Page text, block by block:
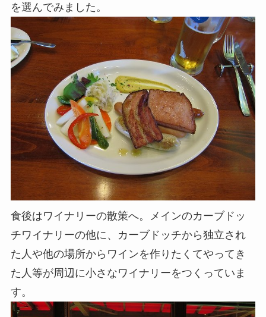
を選んでみました。
食後はワイナリーの散策へ。メインのカーブドッ
チワイナリーの他に、カーブドッチから独立され
た人や他の場所からワインを作りたくてやってき
た人等が周辺に小さなワイナリーをつくっていま
す。